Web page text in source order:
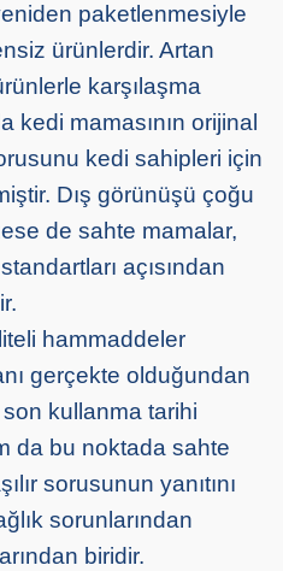
paketlenmesiyle
ürünlerdir. Artan
karşılaşma
kedi mamasının orijinal
kedi sahipleri için
Dış görünüşü çoğu
de sahte mamalar,
açısından
hammaddeler
gerçekte olduğundan
kullanma tarihi
da bu noktada sahte
sorusunun yanıtını
sorunlarından
biridir.